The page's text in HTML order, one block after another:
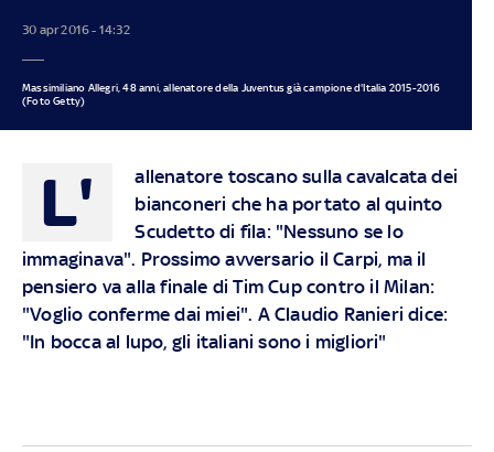
30 apr 2016 - 14:32
Massimiliano Allegri, 48 anni, allenatore della Juventus già campione d'Italia 2015-2016
(Foto Getty)
L'
allenatore toscano sulla cavalcata dei
bianconeri che ha portato al quinto
Scudetto di fila: "Nessuno se lo
immaginava". Prossimo avversario il Carpi, ma il
pensiero va alla finale di Tim Cup contro il Milan:
"Voglio conferme dai miei". A Claudio Ranieri dice:
"In bocca al lupo, gli italiani sono i migliori"